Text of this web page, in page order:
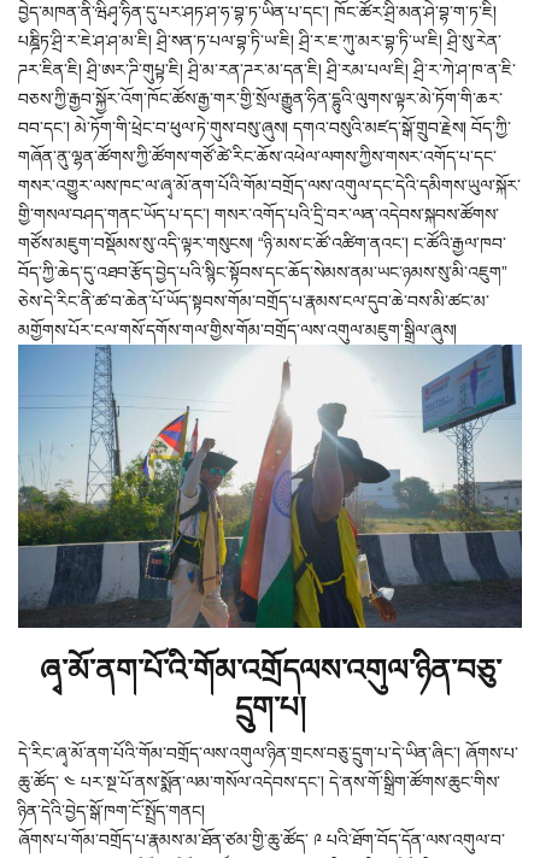
བྱེད་མཁན་ནི་ཝིཤྭ་ཧིན་དུ་པར་ཤཏ་ཤ་ཧ་བྷ་ཏ་ཡིན་པ་དང་། ཁོང་ཚོར་ཤྲི་མན་ཤེ་བྷ་ག་ཏ་ཇི།
པཎྜིཏ་ཤྲི་ར་ཇེ་ཤ་ཤ་མ་ཇི། ཤྲི་སན་ཏ་པལ་བྷ་ཏི་ཡ་ཇི། ཤྲི་ར་ཇ་ཀུ་མར་བྷ་ཏི་ཡ་ཇི། ཤྲི་སུ་རེན་
ཌར་ཇིན་ཇི། ཤྲི་ཨར་ཌི་གུཔྟ་ཇི། ཤྲི་མ་རན་ཌར་མ་དན་ཇི། ཤྲི་རམ་པལ་ཇི། ཤྲི་ར་ཀེ་ཤ་ཁ་ན་ཇི་
བཅས་ཀྱི་རྒྱབ་སྐྱོར་འོག་ཁོང་ཚོས་རྒྱ་གར་གྱི་སྲོལ་རྒྱུན་ཧིན་དྷུའི་ལུགས་ལྟར་མེ་ཏོག་གི་ཆར་
བབ་དང་། མེ་ཏོག་གི་ཕྲེང་བ་ཕུལ་ཏེ་གུས་བསུ་ཞུས། དགའ་བསུའི་མཛད་སྒོ་གྲུབ་རྗེས། བོད་ཀྱི་
གཞོན་ནུ་ལྷན་ཚོགས་ཀྱི་ཚོགས་གཙོ་ཚེ་རིང་ཆོས་འཕེལ་ལགས་ཀྱིས་གསར་འགོད་པ་དང་
གསར་འགྱུར་ལས་ཁང་ལ་ཞྭ་མོ་ནག་པོའི་གོམ་བགྲོད་ལས་འགུལ་དང་དེའི་དམིགས་ཡུལ་སྐོར་
གྱི་གསལ་བཤད་གནང་ཡོད་པ་དང་། གསར་འགོད་པའི་དྲི་བར་ལན་འདེབས་སྐབས་ཚོགས་
གཙོས་མཇུག་བསྡོམས་སུ་འདི་ལྟར་གསུངས། “ཉི་མས་ང་ཚོ་འཚིག་ནའང་། ང་ཚོའི་རྒྱལ་ཁབ་
བོད་ཀྱི་ཆེད་དུ་འཐབ་རྩོད་བྱེད་པའི་སྙིང་སྟོབས་དང་ཆོད་སེམས་ནམ་ཡང་ཉམས་སུ་མི་འཇུག”
ཅེས་དེ་རིང་ནི་ཚ་བ་ཆེན་པོ་ཡོད་སྟབས་གོམ་བགྲོད་པ་རྣམས་ངལ་དུབ་ཆེ་བས་མི་ཚང་མ་
མགྱོགས་པོར་ངལ་གསོ་དགོས་གལ་གྱིས་གོམ་བགྲོད་ལས་འགུལ་མཇུག་སྒྲིལ་ཞུས།
ཞྭ་མོ་ནག་པོ་འི་གོམ་འགྲོདལས་འགུལ་ཉིན་བཅུ་
དྲུག་པ།
དེ་རིང་ཞྭ་མོ་ནག་པོའི་གོམ་བགྲོད་ལས་འགུལ་ཉིན་གྲངས་བཅུ་དྲུག་པ་དེ་ཡིན་ཞིང་། ཞོགས་པ་
ཆུ་ཚོད་ ༤ པར་སྔ་པོ་ནས་སྨོན་ལམ་གསོལ་འདེབས་དང་། དེ་ནས་གོ་སྒྲིག་ཚོགས་ཆུང་གིས་
ཉིན་དེའི་བྱེད་སྒོ་ཁག་ངོ་སྤྲོད་གནང།
ཞོགས་པ་གོམ་བགྲོད་པ་རྣམས་མ་ཐོན་ཙམ་གྱི་ཆུ་ཚོད་ ༩ པའི་ཐོག་བོད་དོན་ལས་འགུལ་བ་